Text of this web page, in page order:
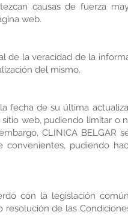
causas de fuerza
web.
de la veracidad de la
del mismo.
de su última
web, pudiendo limitar o
CLINICA BELGAR
pudiendo
con la legislación
de las